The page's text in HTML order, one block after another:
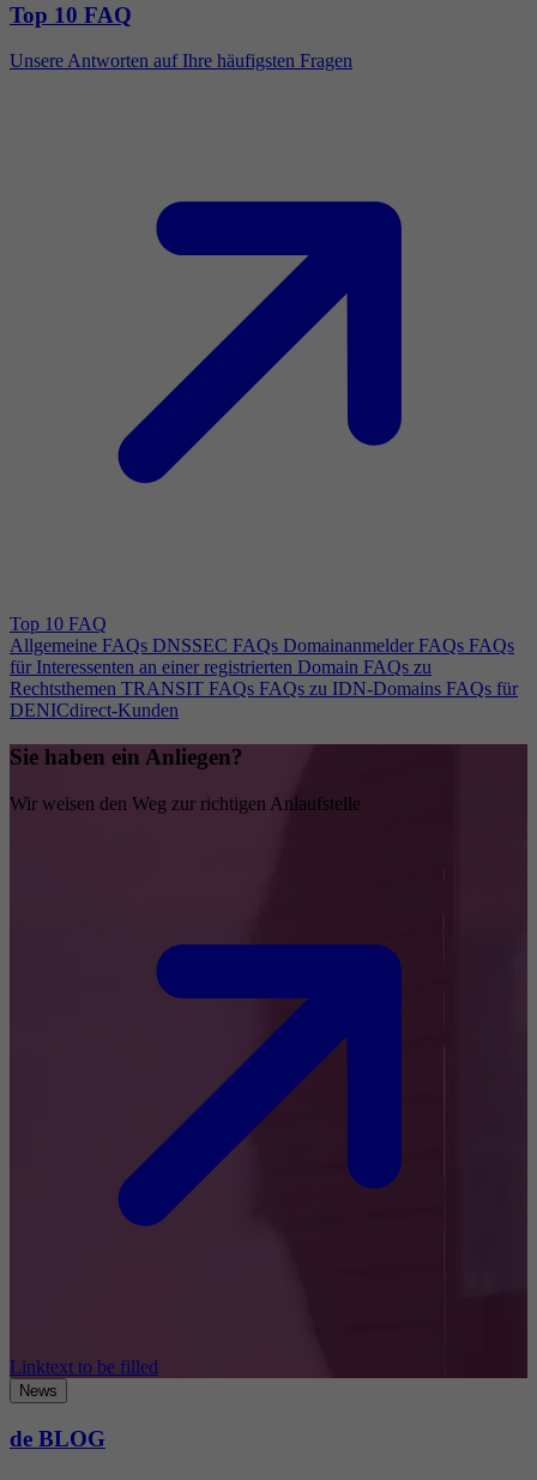
Top 10 FAQ
Unsere Antworten auf Ihre häufigsten Fragen
Top 10 FAQ
Allgemeine FAQs DNSSEC FAQs Domainanmelder FAQs FAQs
für Interessenten an einer registrierten Domain FAQs zu
Rechtsthemen TRANSIT FAQs FAQs zu IDN-Domains FAQs für
DENICdirect-Kunden
Sie haben ein Anliegen?
Wir weisen den Weg zur richtigen Anlaufstelle
Linktext to be filled
News
de BLOG